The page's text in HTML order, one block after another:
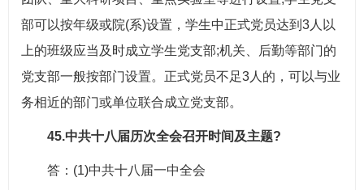
部可以按年级或院(系)设置，学生中正式党员达到3人以
上的班级应当及时成立学生党支部;机关、后勤等部门的
党支部一般按部门设置。正式党员不足3人的，可以与业
务相近的部门或单位联合成立党支部。
45.中共十八届历次全会召开时间及主题?
答：(1)中共十八届一中全会